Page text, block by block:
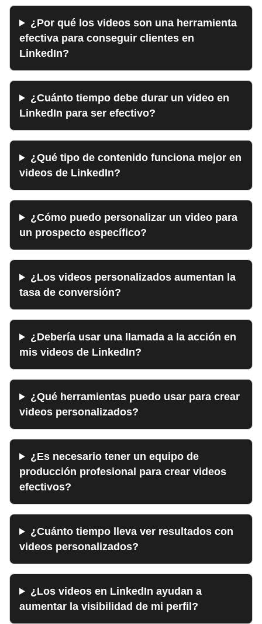
¿Por qué los videos son una herramienta
efectiva para conseguir clientes en
LinkedIn?
¿Cuánto tiempo debe durar un video en
LinkedIn para ser efectivo?
¿Qué tipo de contenido funciona mejor en
videos de LinkedIn?
¿Cómo puedo personalizar un video para
un prospecto específico?
¿Los videos personalizados aumentan la
tasa de conversión?
¿Debería usar una llamada a la acción en
mis videos de LinkedIn?
¿Qué herramientas puedo usar para crear
videos personalizados?
¿Es necesario tener un equipo de
producción profesional para crear videos
efectivos?
¿Cuánto tiempo lleva ver resultados con
videos personalizados?
¿Los videos en LinkedIn ayudan a
aumentar la visibilidad de mi perfil?